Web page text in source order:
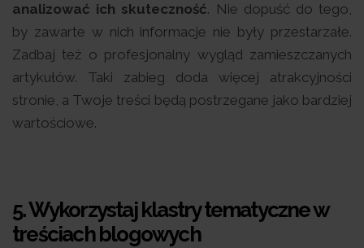
analizować ich skuteczność. Nie dopuść do tego,
by zawarte w nich informacje nie były przestarzałe.
Zadbaj też o profesjonalny wygląd zamieszczanych
artykułów. Taki zabieg doda więcej atrakcyjności
stronie, a Twoje treści będą postrzegane jako bardziej
wartościowe.
5. Wykorzystaj klastry tematyczne w
treściach blogowych